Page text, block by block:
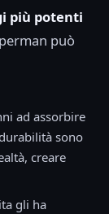
più potenti
può
ad assorbire
sono
creare
gli ha